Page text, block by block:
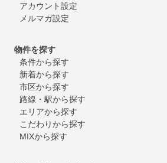
アカウント設定
メルマガ設定
物件を探す
条件から探す
新着から探す
市区から探す
路線・駅から探す
エリアから探す
こだわりから探す
MIXから探す